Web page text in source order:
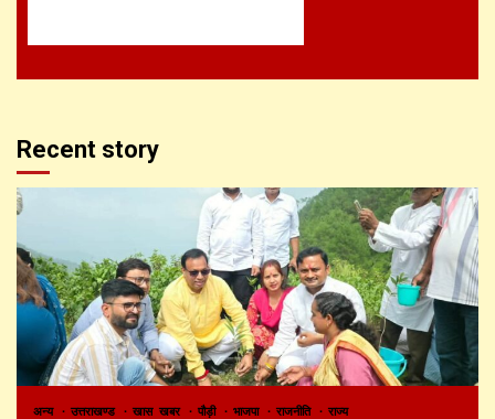
Recent story
अन्य उत्तराखण्ड खास खबर पौड़ी भाजपा राजनीति राज्य